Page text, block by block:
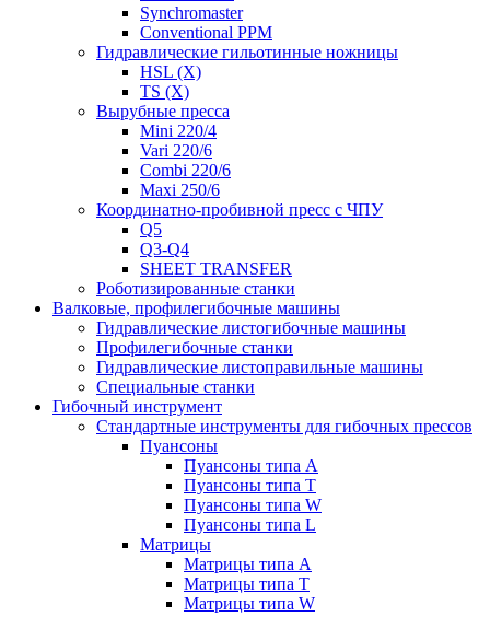
Synchromaster
Conventional PPM
Гидравлические гильотинные ножницы
HSL (X)
TS (X)
Вырубные пресса
Mini 220/4
Vari 220/6
Combi 220/6
Maxi 250/6
Координатно-пробивной пресс с ЧПУ
Q5
Q3-Q4
SHEET TRANSFER
Роботизированные станки
Валковые, профилегибочные машины
Гидравлические листогибочные машины
Профилегибочные станки
Гидравлические листоправильные машины
Специальные станки
Гибочный инструмент
Стандартные инструменты для гибочных прессов
Пуансоны
Пуансоны типа A
Пуансоны типа T
Пуансоны типа W
Пуансоны типа L
Матрицы
Матрицы типа A
Матрицы типа T
Матрицы типа W